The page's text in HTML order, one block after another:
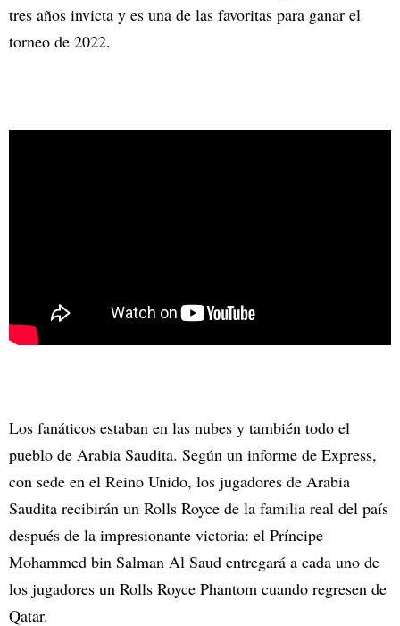
tres años invicta y es una de las favoritas para ganar el
torneo de 2022.
Los fanáticos estaban en las nubes y también todo el
pueblo de Arabia Saudita. Según un informe de Express,
con sede en el Reino Unido, los jugadores de Arabia
Saudita recibirán un Rolls Royce de la familia real del país
después de la impresionante victoria: el Príncipe
Mohammed bin Salman Al Saud entregará a cada uno de
los jugadores un Rolls Royce Phantom cuando regresen de
Qatar.